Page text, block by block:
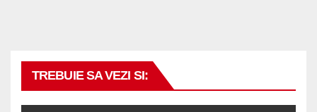
TREBUIE SA VEZI SI: